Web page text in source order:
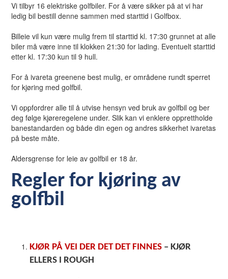
Vi tilbyr 16 elektriske golfbiler. For å være sikker på at vi har
ledig bil bestill denne sammen med starttid i Golfbox.
Billeie vil kun være mulig frem til starttid kl. 17:30 grunnet at alle
biler må være inne til klokken 21:30 for lading. Eventuelt starttid
etter kl. 17:30 kun til 9 hull.
For å ivareta greenene best mulig, er områdene rundt sperret
for kjøring med golfbil.
Vi oppfordrer alle til å utvise hensyn ved bruk av golfbil og ber
deg følge kjøreregelene under. Slik kan vi enklere opprettholde
banestandarden og både din egen og andres sikkerhet ivaretas
på beste måte.
Aldersgrense for leie av golfbil er 18 år.
Regler for kjøring av
golfbil
KJØR PÅ VEI DER DET DET FINNES – KJØR
ELLERS I ROUGH